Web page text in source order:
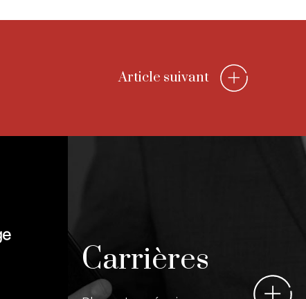
Article suivant
Carrières